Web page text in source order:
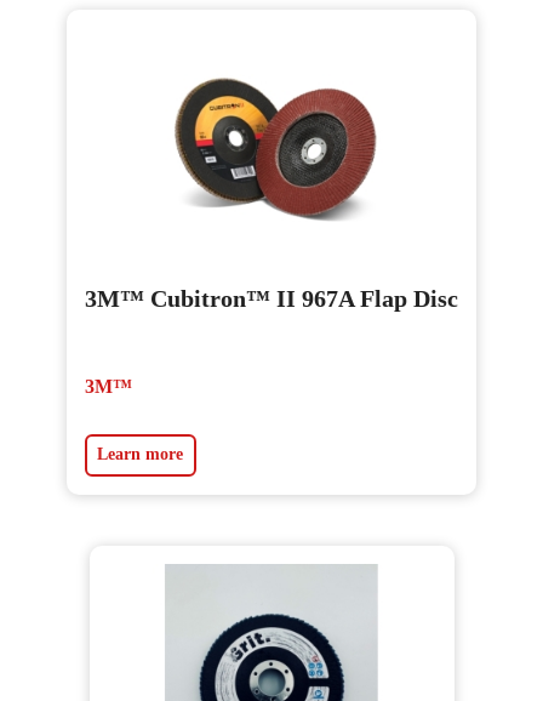
3M™ Cubitron™ II 967A Flap Disc
3M™
Learn more